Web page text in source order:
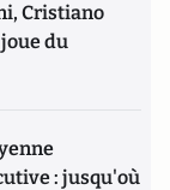
Cristiano
du
: jusqu'où